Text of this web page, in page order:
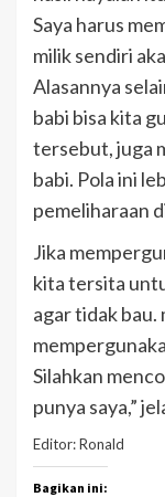
Saya harus
milik sendiri
Alasannya
babi bisa kita
tersebut, juga
babi. Pola ini
pemeliharaan
Jika
kita tersita
agar tidak bau.
Silahkan
punya saya,”
Editor: Ronald
Bagikan ini: